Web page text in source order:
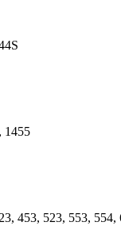
1455
453, 523, 553, 554,